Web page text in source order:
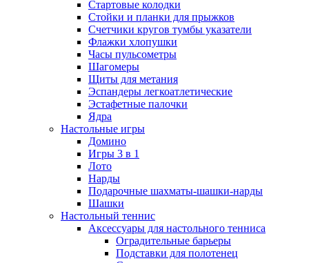
Стартовые колодки
Стойки и планки для прыжков
Счетчики кругов тумбы указатели
Флажки хлопушки
Часы пульсометры
Шагомеры
Щиты для метания
Эспандеры легкоатлетические
Эстафетные палочки
Ядра
Настольные игры
Домино
Игры 3 в 1
Лото
Нарды
Подарочные шахматы-шашки-нарды
Шашки
Настольный теннис
Аксессуары для настольного тенниса
Оградительные барьеры
Подставки для полотенец